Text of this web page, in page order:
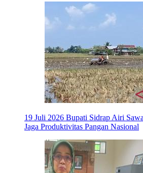
19 Juli 2026 Bupati Sidrap Airi
Jaga Produktivitas Pangan Nasional